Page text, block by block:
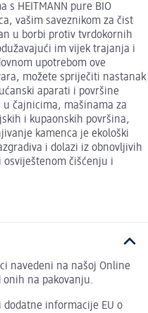
s HEITMANN pure BIO
vašim saveznikom za čist
u borbi protiv tvrdokornih
im vijek trajanja i
upotrebom ove
možete spriječiti nastanak
aparati i površine
čajnicima, mašinama za
i kupaonskih površina,
kamenca je ekološki
i dolazi iz obnovljivih
osviještenom čišćenju i
navedeni na našoj Online
na pakovanju.
informacije EU o